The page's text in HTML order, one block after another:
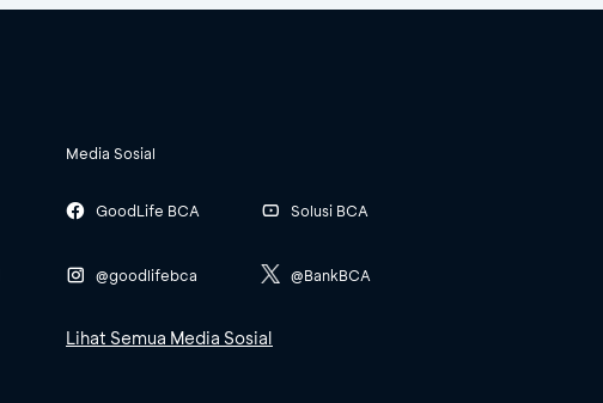
Media Sosial
GoodLife BCA
@goodlifebca
Solusi BCA
@BankBCA
Lihat Semua Media Sosial